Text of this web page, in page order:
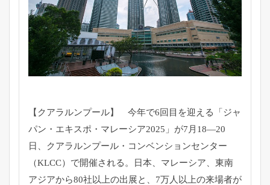
【クアラルンプール】 今年で6回目を迎える「ジャ
パン・エキスポ・ マレーシア2025」が7月18―20
日、クアラルンプール・ コンベンションセンター
（KLCC）で開催される。日本、 マレーシア、東南
アジアから80社以上の出展と、 7万人以上の来場者が